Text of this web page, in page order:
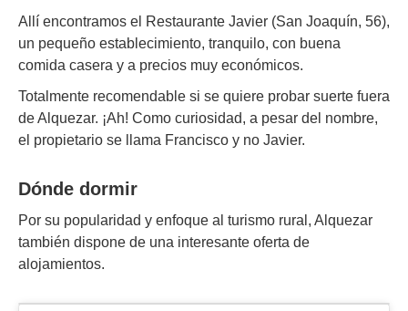
Allí encontramos el Restaurante Javier (San Joaquín, 56),
un pequeño establecimiento, tranquilo, con buena
comida casera y a precios muy económicos.
Totalmente recomendable si se quiere probar suerte fuera
de Alquezar. ¡Ah! Como curiosidad, a pesar del nombre,
el propietario se llama Francisco y no Javier.
Dónde dormir
Por su popularidad y enfoque al turismo rural, Alquezar
también dispone de una interesante oferta de
alojamientos.